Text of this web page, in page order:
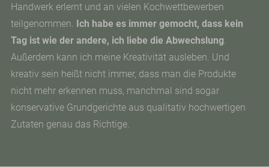
Handwerk erlernt und an vielen Kochwettbewerben
teilgenommen. Ich habe es immer gemocht, dass kein
Tag ist wie der andere, ich liebe die Abwechslung.
Außerdem kann ich meine Kreativität ausleben. Und
kreativ sein heißt nicht immer, dass man die Produkte
nicht mehr erkennen muss, manchmal sind sogar
konservative Grundgerichte aus qualitativ hochwertigen
Zutaten genau das Richtige.